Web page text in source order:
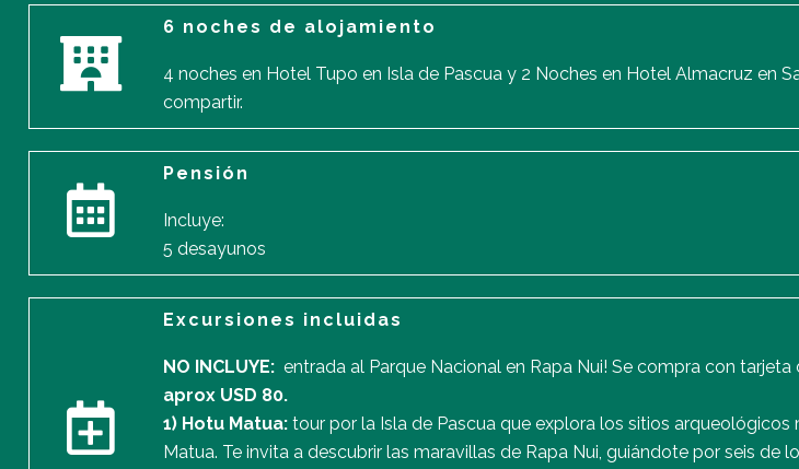
6 noches de alojamiento
4 noches en Hotel Tupo en Isla de Pascua y 2 Noches en Hotel Almacruz en
compartir.
Pensión
Incluye:
5 desayunos
Excursiones incluidas
NO INCLUYE: entrada al Parque Nacional en Rapa Nui! Se compra con
aprox USD 80.
1) Hotu Matua:tour por la Isla de Pascua que explora los sitios
Matua. Te invita a descubrir las maravillas de Rapa Nui, guiándote por seis